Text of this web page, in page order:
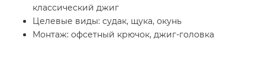
классический джиг
Целевые виды: судак, щука, окунь
Монтаж: офсетный крючок, джиг-головка